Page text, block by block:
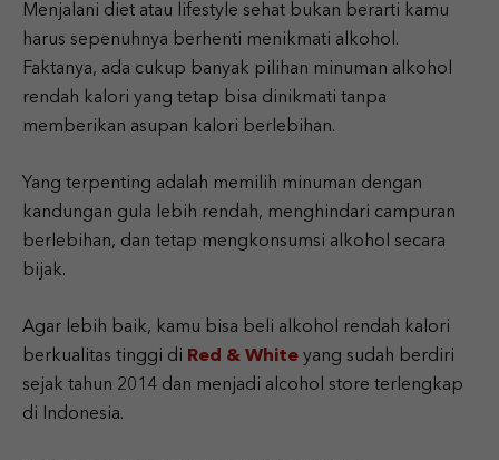
Menjalani diet atau lifestyle sehat bukan berarti kamu
harus sepenuhnya berhenti menikmati alkohol.
Faktanya, ada cukup banyak pilihan minuman alkohol
rendah kalori yang tetap bisa dinikmati tanpa
memberikan asupan kalori berlebihan.
Yang terpenting adalah memilih minuman dengan
kandungan gula lebih rendah, menghindari campuran
berlebihan, dan tetap mengkonsumsi alkohol secara
bijak.
Agar lebih baik, kamu bisa beli alkohol rendah kalori
berkualitas tinggi di Red & White yang sudah berdiri
sejak tahun 2014 dan menjadi alcohol store terlengkap
di Indonesia.